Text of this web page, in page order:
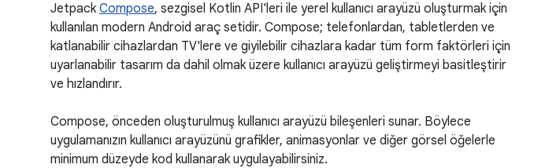
Jetpack Compose, sezgisel Kotlin API'leri ile yerel kullanıcı arayüzü oluşturmak için
kullanılan modern Android araç setidir. Compose; telefonlardan, tabletlerden ve
katlanabilir cihazlardan TV'lere ve giyilebilir cihazlara kadar tüm form faktörleri için
uyarlanabilir tasarım da dahil olmak üzere kullanıcı arayüzü geliştirmeyi basitleştirir
ve hızlandırır.
Compose, önceden oluşturulmuş kullanıcı arayüzü bileşenleri sunar. Böylece
uygulamanızın kullanıcı arayüzünü grafikler, animasyonlar ve diğer görsel öğelerle
minimum düzeyde kod kullanarak uygulayabilirsiniz.